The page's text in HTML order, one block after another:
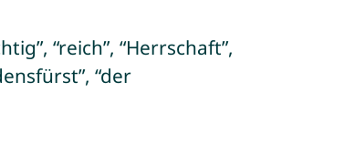
“reich”, “Herrschaft”,
“der